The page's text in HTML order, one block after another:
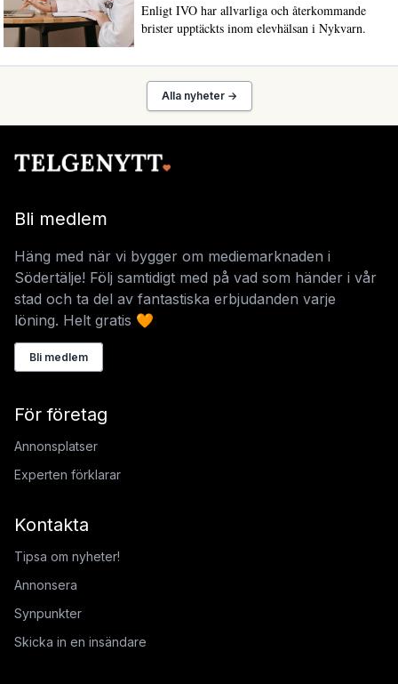
Enligt IVO har allvarliga och återkommande
brister upptäckts inom elevhälsan i Nykvarn.
Alla nyheter →
Bli medlem
Häng med när vi bygger om mediemarknaden i
Södertälje! Följ samtidigt med på vad som händer i vår
stad och ta del av fantastiska erbjudanden varje
löning. Helt gratis 🧡
Bli medlem
För företag
Annonsplatser
Experten förklarar
Kontakta
Tipsa om nyheter!
Annonsera
Synpunkter
Skicka in en insändare